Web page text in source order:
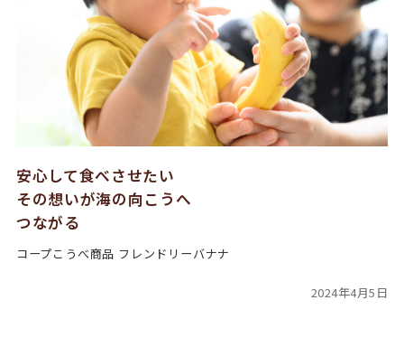
安心して食べさせたい
その想いが海の向こうへ
つながる
コープこうべ商品 フレンドリーバナナ
2024年4月5日